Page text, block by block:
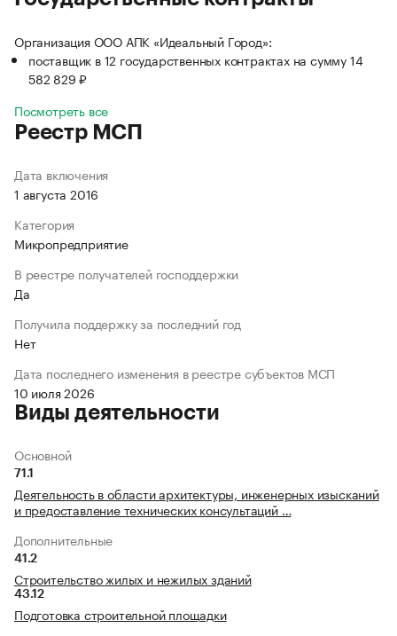
Организация ООО АПК «Идеальный Город»:
поставщик в 12 государственных контрактах на сумму 14
582 829 ₽
Посмотреть все
Реестр МСП
Дата включения
1 августа 2016
Категория
Микропредприятие
В реестре получателей господдержки
Да
Получила поддержку за последний год
Нет
Дата последнего изменения в реестре субъектов МСП
10 июля 2026
Виды деятельности
Основной
71.1
Деятельность в области архитектуры, инженерных изысканий
и предоставление технических консультаций …
Дополнительные
41.2
Строительство жилых и нежилых зданий
43.12
Подготовка строительной площадки